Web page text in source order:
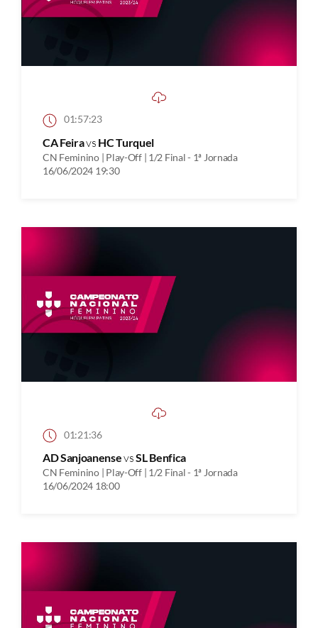
01:57:23
CA Feiravs HC Turquel
CN Feminino | Play-Off | 1/2 Final - 1ª Jornada
16/06/2024 19:30
01:21:36
AD SanjoanensevsSL Benfica
CN Feminino | Play-Off | 1/2 Final - 1ª Jornada
16/06/2024 18:00